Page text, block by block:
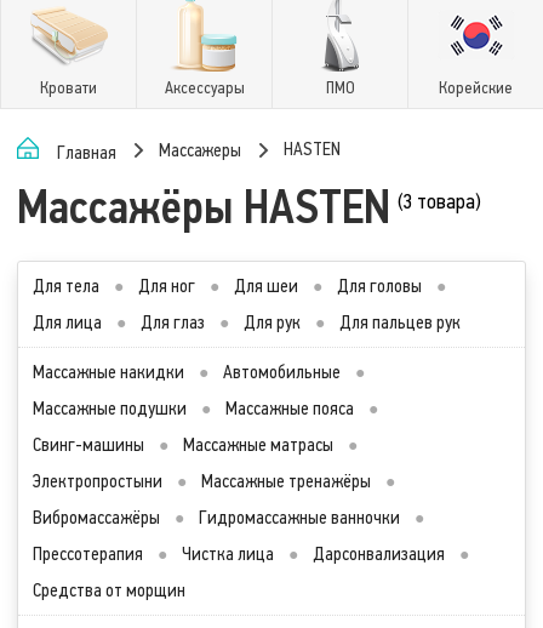
Кровати Аксессуары ПМО Корейские
Главная Массажеры HASTEN
Массажёры HASTEN (3 товара)
Для тела ● Для ног ● Для шеи ● Для головы
●
Для лица
● Для глаз ● Для рук ● Для пальцев рук
Массажные накидки ● Автомобильные
●
Массажные подушки
● Массажные пояса
●
Свинг-машины
● Массажные матрасы
●
Электропростыни
● Массажные тренажёры
●
Вибромассажёры
● Гидромассажные ванночки
●
Прессотерапия
● Чистка лица ● Дарсонвализация
●
Средства от морщин